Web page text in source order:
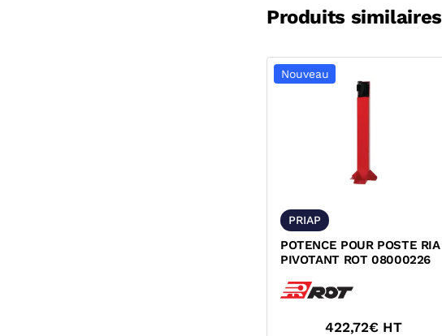
Produits similaires
Nouveau
PRIAP
POTENCE POUR POSTE RIA
PIVOTANT ROT 08000226
422,72€ HT